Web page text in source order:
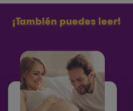
¡También puedes leer!